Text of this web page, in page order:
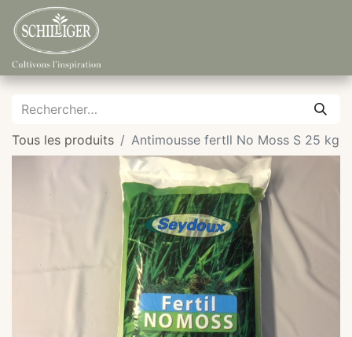
Tous les produits Antimousse fertll No Moss S 25 kg